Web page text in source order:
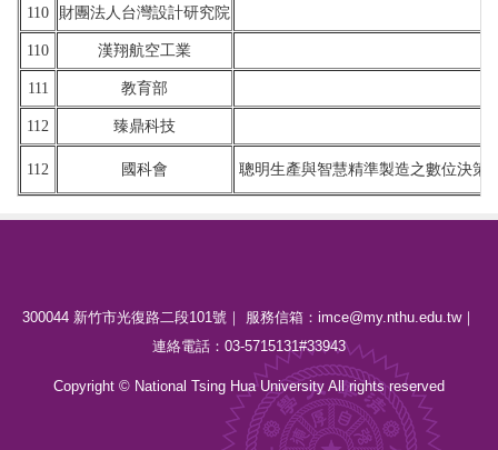
110 財團法人台灣設計研究院
110 漢翔航空工業
111 教育部
112 臻鼎科技
112 國科會 聰明生產與智慧精準製造之數位決策
300044 新竹市光復路二段101號｜ 服務信箱：imce@my.nthu.edu.tw｜
連絡電話：03-5715131#33943
Copyright © National Tsing Hua University All rights reserved